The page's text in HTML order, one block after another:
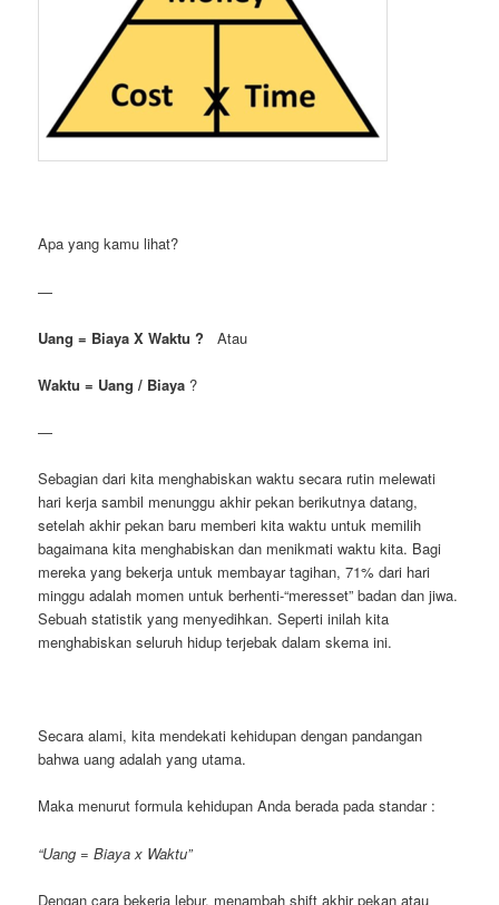
Apa yang kamu lihat?
—
Uang = Biaya X Waktu ? Atau
Waktu = Uang / Biaya ?
—
Sebagian dari kita menghabiskan waktu secara rutin melewati
hari kerja sambil menunggu akhir pekan berikutnya datang,
setelah akhir pekan baru memberi kita waktu untuk memilih
bagaimana kita menghabiskan dan menikmati waktu kita. Bagi
mereka yang bekerja untuk membayar tagihan, 71% dari hari
minggu adalah momen untuk berhenti-“meresset” badan dan jiwa.
Sebuah statistik yang menyedihkan. Seperti inilah kita
menghabiskan seluruh hidup terjebak dalam skema ini.
Secara alami, kita mendekati kehidupan dengan pandangan
bahwa uang adalah yang utama.
Maka menurut formula kehidupan Anda berada pada standar :
“Uang = Biaya x Waktu”
Dengan cara bekerja lebur, menambah shift akhir pekan atau